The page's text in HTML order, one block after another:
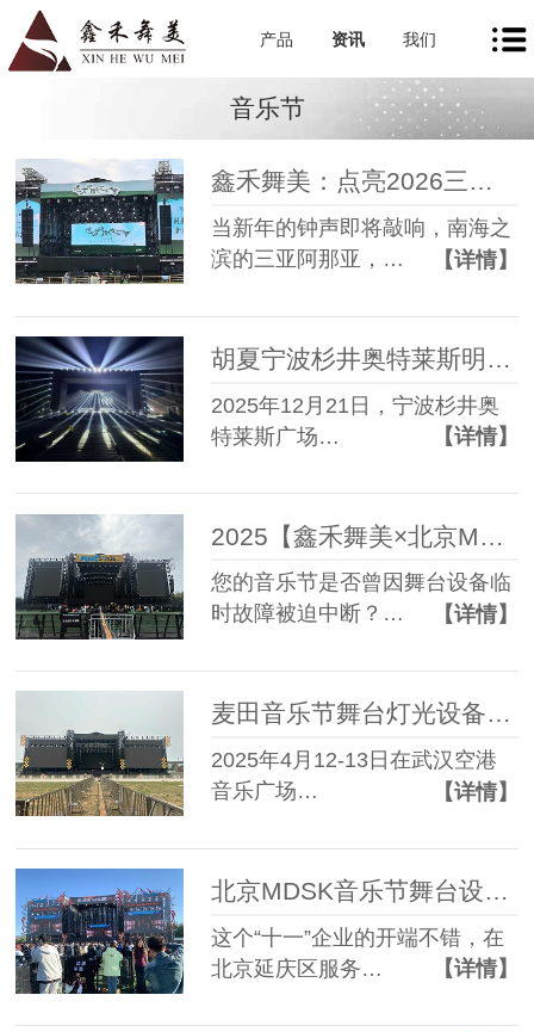
产品 资讯 我们
音乐节
鑫禾舞美：点亮2026三亚阿那亚新春音乐会
当新年的钟声即将敲响，南海之
滨的三亚阿那亚，…
【详情】
胡夏宁波杉井奥特莱斯明星见面会舞台搭建与设备服务圆满成功
2025年12月21日，宁波杉井奥
特莱斯广场…
【详情】
您的音乐节是否曾因舞台设备临
时故障被迫中断？…
【详情】
麦田音乐节舞台灯光设备租赁搭建服务成功案例
2025年4月12-13日在武汉空港
音乐广场…
【详情】
北京MDSK音乐节舞台设备租赁服务成功案例
这个“十一”企业的开端不错，在
北京延庆区服务…
【详情】